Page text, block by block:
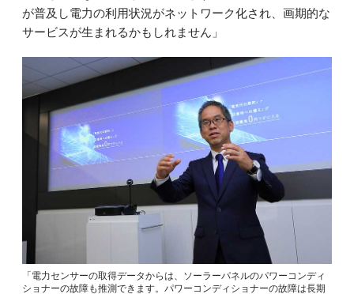
が普及し電力の利用状況がネットワーク化され、画期的な
サービスが生まれるかもしれません」
「電力センサーの取得データからは、ソーラーパネルのパワーコンディ
ショナーの故障も推測できます。パワーコンディショナーの故障は長期